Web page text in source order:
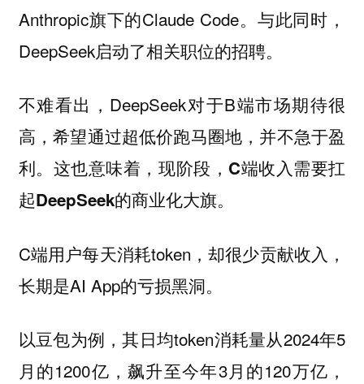
Anthropic旗下的Claude Code。与此同时，
DeepSeek启动了相关职位的招聘。
不难看出，DeepSeek对于B端市场期待很
高，希望通过超低价跑马圈地，并不急于盈
利。这也意味着，现阶段， C端收入需要扛
起DeepSeek的商业化大旗。
C端用户每天消耗token，却很少贡献收入，
长期是AI App的亏损黑洞。
以豆包为例，其日均token消耗量从2024年5
月的1200亿，飙升至今年3月的120万亿，